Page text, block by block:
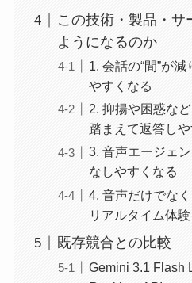
この技術・製品・サ
ようになるのか
1. 会話の“間”が
やすくなる
2. 抑揚や困惑な
踏まえて返答し
3. 音声エージェ
なしやすくなる
4. 音声だけでな
リアルタイム体
既存競合との比較
Gemini 3.1 Flash